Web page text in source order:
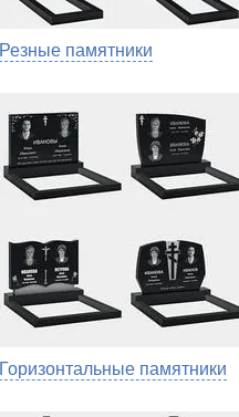
Резные памятники
Горизонтальные памятники